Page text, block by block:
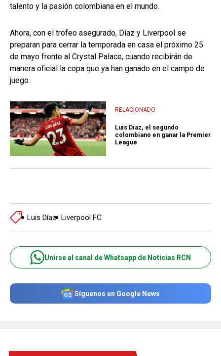
talento y la pasión colombiana en el mundo.
Ahora, con el trofeo asegurado, Díaz y Liverpool se
preparan para cerrar la temporada en casa el próximo 25
de mayo frente al Crystal Palace, cuando recibirán de
manera oficial la copa que ya han ganado en el campo de
juego.
RELACIONADO
Luis Díaz, el segundo
colombiano en ganar la Premier
League
Luis Díaz Liverpool FC
Unirse al canal de Whatsapp de Noticias RCN
Síguenos en Google News